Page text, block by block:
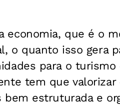
economia, que é o
o quanto isso gera
para o
tem que valorizar
estruturada e